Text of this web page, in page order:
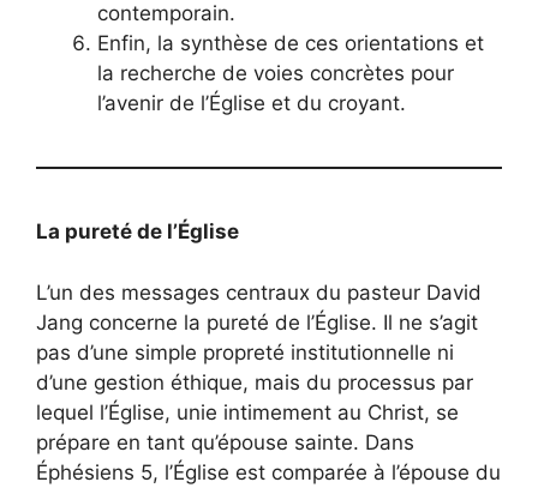
contemporain.
Enfin, la synthèse de ces orientations et
la recherche de voies concrètes pour
l’avenir de l’Église et du croyant.
La pureté de l’Église
L’un des messages centraux du pasteur David
Jang concerne la pureté de l’Église. Il ne s’agit
pas d’une simple propreté institutionnelle ni
d’une gestion éthique, mais du processus par
lequel l’Église, unie intimement au Christ, se
prépare en tant qu’épouse sainte. Dans
Éphésiens 5, l’Église est comparée à l’épouse du